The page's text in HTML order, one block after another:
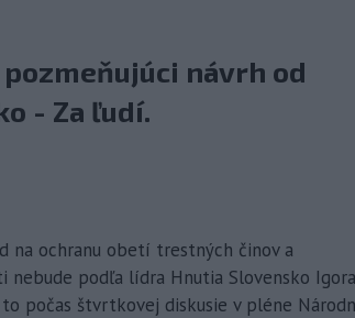
návrh od
- Za ľudí.
na ochranu obetí trestných činov a
podľa lídra Hnutia Slovensko Igora
počas štvrtkovej diskusie v pléne